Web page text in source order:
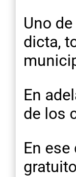
Uno
dicta,
En
de los
En